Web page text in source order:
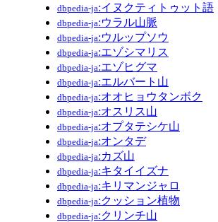
dbpedia-ja:イヌクティトゥット語
dbpedia-ja:ウラル山脈
dbpedia-ja:ウルップソウ
dbpedia-ja:エゾシマリス
dbpedia-ja:エゾヒグマ
dbpedia-ja:エルバート山
dbpedia-ja:オオヒョウタンボク
dbpedia-ja:オスリス山
dbpedia-ja:オプタテシケ山
dbpedia-ja:オンタデ
dbpedia-ja:カズ山
dbpedia-ja:キタイイズナ
dbpedia-ja:キリマンジャロ
dbpedia-ja:クッション植物
dbpedia-ja:クリンチ山